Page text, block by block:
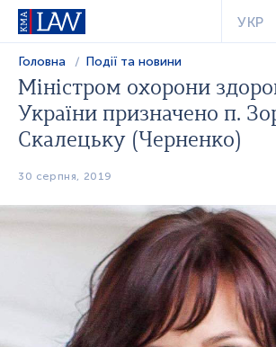
УКР
Головна Події та новини
Міністром охорони
України призначено п.
Скалецьку (Черненко)
30 серпня, 2019